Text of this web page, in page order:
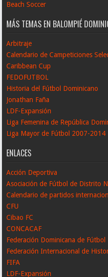
Beach Soccer
MÁS TEMAS EN BALOMPIÉ
Arbitraje
Calendario de Campeticiones
Caribbean Cup
FEDOFUTBOL
Historia del Fútbol Dominicano
Jonathan Faña
LDF-Expansión
Liga Femenina de República
Liga Mayor de Fútbol 2007-2014
ENLACES
Acción Deportiva
Asociación de Fútbol de Distrito
Calendario de partidos
CFU
Cibao FC
CONCACAF
Federación Dominicana de Fútbol
Federación Internacional de
FIFA
LDF-Expansión